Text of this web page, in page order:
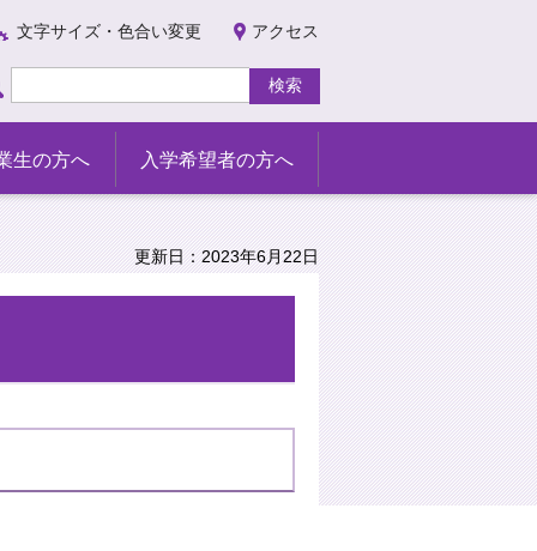
文字サイズ・色合い変更 アクセス
生の方へ 入学希望者の方へ
更新日：2023年6月22日